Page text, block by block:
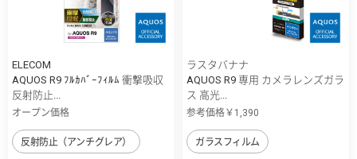
ELECOM
AQUOS R9 ﾌﾙｶﾊﾞｰﾌｨﾙﾑ 衝撃吸収
反射防止...
オープン価格
反射防止（アンチグレア）
ラスタバナナ
AQUOS R9 専用 カメラレンズガラ
ス 高光...
参考価格￥1,390
ガラスフィルム